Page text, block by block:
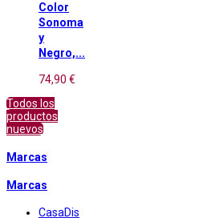
Color
Sonoma
y
Negro,...
74,90 €
Todos los
productos
nuevos
Marcas
Marcas
CasaDis